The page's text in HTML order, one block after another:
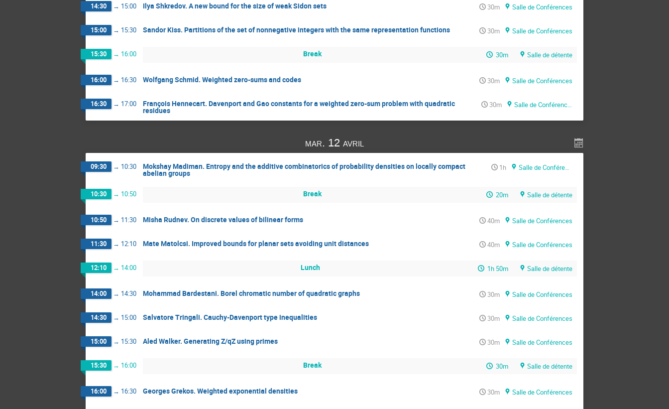
14:30 → 15:00 Ilya Shkredov. A new bound for the size of weak Sidon sets 30m Salle de Conférences
15:00 → 15:30 Sandor Kiss. Partitions of the set of nonnegative integers with the same representation functions 30m Salle de Conférences
15:30 → 16:00 Break 30m Salle de détente
16:00 → 16:30 Wolfgang Schmid. Weighted zero-sums and codes 30m Salle de Conférences
16:30 → 17:00 François Hennecart. Davenport and Gao constants for a weighted zero-sum problem with quadratic
residues
30m Salle de Conférences
mar. 12 avril
09:30 → 10:30 Mokshay Madiman. Entropy and the additive combinatorics of probability densities on locally compact
abelian groups
1h Salle de Conférences
10:30 → 10:50 Break 20m Salle de détente
10:50 → 11:30 Misha Rudnev. On discrete values of bilinear forms 40m Salle de Conférences
11:30 → 12:10 Mate Matolcsi. Improved bounds for planar sets avoiding unit distances 40m Salle de Conférences
12:10 → 14:00 Lunch 1h 50m Salle de détente
14:00 → 14:30 Mohammad Bardestani. Borel chromatic number of quadratic graphs 30m Salle de Conférences
14:30 → 15:00 Salvatore Tringali. Cauchy-Davenport type inequalities 30m Salle de Conférences
15:00 → 15:30 Aled Walker. Generating Z/qZ using primes 30m Salle de Conférences
15:30 → 16:00 Break 30m Salle de détente
16:00 → 16:30 Georges Grekos. Weighted exponential densities 30m Salle de Conférences